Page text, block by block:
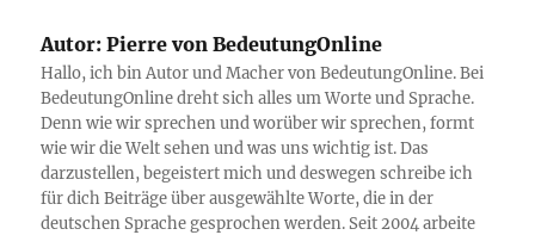
Autor: Pierre von BedeutungOnline
Hallo, ich bin Autor und Macher von BedeutungOnline. Bei
BedeutungOnline dreht sich alles um Worte und Sprache.
Denn wie wir sprechen und worüber wir sprechen, formt
wie wir die Welt sehen und was uns wichtig ist. Das
darzustellen, begeistert mich und deswegen schreibe ich
für dich Beiträge über ausgewählte Worte, die in der
deutschen Sprache gesprochen werden. Seit 2004 arbeite